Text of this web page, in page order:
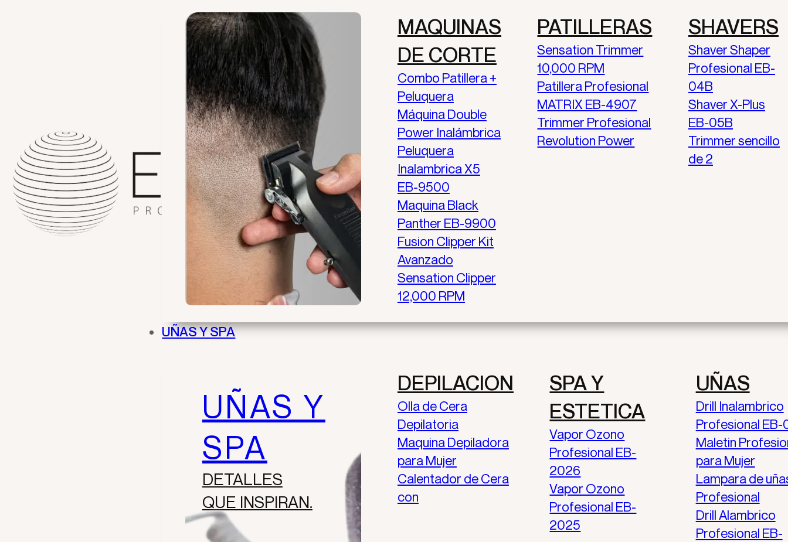
BARBERIA
PRECISIÓN.
POTENCIA.
CONTROL.
MAQUINAS
DE CORTE
Combo Patillera +
Peluquera
Máquina Double
Power Inalámbrica
Peluquera
Inalambrica X5​
EB-9500
Maquina Black
Panther EB-9900
Fusion Clipper Kit
Avanzado
Sensation Clipper
12,000 RPM
PATILLERAS
Sensation Trimmer
10,000 RPM
Patillera Profesional
MATRIX EB-4907
Trimmer Profesional
Revolution Power
SHAVERS
Shaver Shaper
Profesional EB-
04B
Shaver X-Plus
EB-05B
Trimmer sencillo
de 2
UÑAS Y SPA
UÑAS Y
SPA
DETALLES
QUE INSPIRAN.
DEPILACION
Olla de Cera
Depilatoria
Maquina Depiladora
para Mujer
Calentador de Cera
con
SPA Y
ESTETICA
Vapor Ozono
Profesional EB-
2026
Vapor Ozono
Profesional EB-
2025
UÑAS
Drill Inalambrico
Profesional EB-
Maletin
para Mujer
Lampara de
Profesional
Drill Alambrico
Profesional EB-